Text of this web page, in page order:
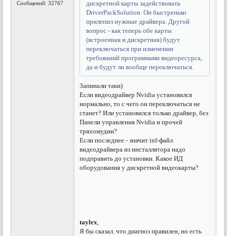
Сообщений: 32767
дискретной карты задействовать
DriverPackSolution. Он быстренько
прилепил нужные драйвера. Другой
вопрос - как теперь обе карты
(встроенная и дискретная) будут
переключаться при изменении
требований программами видеоресурса,
да и будут ли вообще переключаться.
Запинали таки)
Если видеодрайвер Nvidia установился
нормально, то с чего он переключаться не
станет? Или установился только драйвер, без
Панели управления Nvidia и прочей
тряхомудии?
Если последнее - значит inf-файл
видеодрайвера из инсталлятора надо
подправить до установки. Какое ИД
оборудования у дискретной видеокарты?
taylex,
Я бы сказал. что диагноз правилен, но есть